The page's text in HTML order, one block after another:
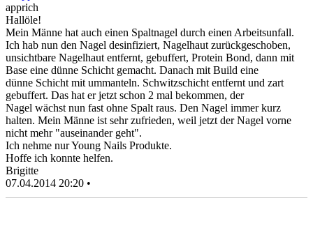
apprich
Hallöle!
Mein Männe hat auch einen Spaltnagel durch einen Arbeitsunfall.
Ich hab nun den Nagel desinfiziert, Nagelhaut zurückgeschoben,
unsichtbare Nagelhaut entfernt, gebuffert, Protein Bond, dann mit
Base eine dünne Schicht gemacht. Danach mit Build eine
dünne Schicht mit ummanteln. Schwitzschicht entfernt und zart
gebuffert. Das hat er jetzt schon 2 mal bekommen, der
Nagel wächst nun fast ohne Spalt raus. Den Nagel immer kurz
halten. Mein Männe ist sehr zufrieden, weil jetzt der Nagel vorne
nicht mehr "auseinander geht".
Ich nehme nur Young Nails Produkte.
Hoffe ich konnte helfen.
Brigitte
07.04.2014 20:20 •